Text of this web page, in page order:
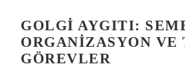
GOLGI AYGITI:
ORGANIZASYON VE
GÖREVLER